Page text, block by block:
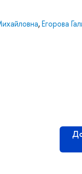
,Егорова